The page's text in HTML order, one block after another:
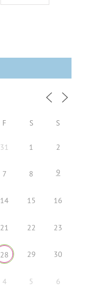
F S S
31 1 2
7 8 9
14 15 16
21 22 23
28 29 30
4 5 6